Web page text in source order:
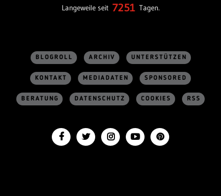
Langeweile seit 7251 Tagen.
BLOGROLL ARCHIV UNTERSTÜTZEN
KONTAKT MEDIADATEN SPONSORED
BERATUNG DATENSCHUTZ COOKIES RSS